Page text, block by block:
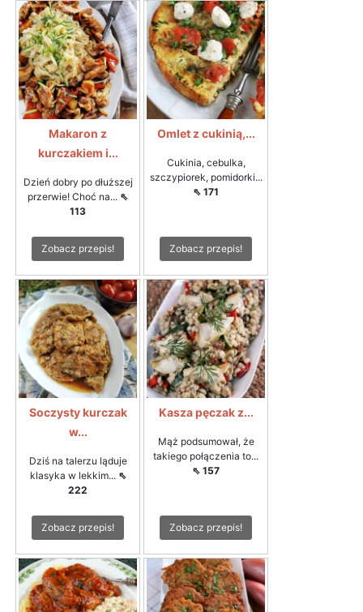
Makaron z
kurczakiem i...
Dzień dobry po dłuższej
przerwie! Choć na... ⇖
113
Zobacz przepis!
Omlet z cukinią,...
Cukinia, cebulka,
szczypiorek, pomidorki...
⇖ 171
Zobacz przepis!
Soczysty kurczak
w...
Dziś na talerzu ląduje
klasyka w lekkim... ⇖
222
Zobacz przepis!
Kasza pęczak z...
Mąż podsumował, że
takiego połączenia to...
⇖ 157
Zobacz przepis!